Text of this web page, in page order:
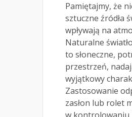
Pamiętajmy, że
sztuczne źródła
wpływają na
Naturalne
to słoneczne,
przestrzeń,
wyjątkowy
Zastosowanie
zasłon lub rolet